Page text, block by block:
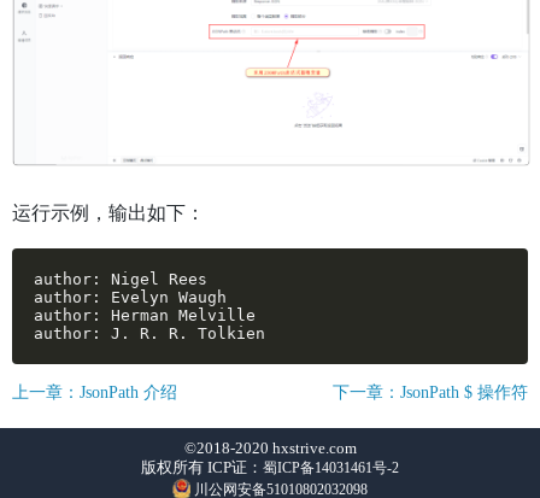
运行示例，输出如下：
author: Nigel Rees
author: Evelyn Waugh
author: Herman Melville
author: J. R. R. Tolkien
上一章：JsonPath 介绍 下一章：JsonPath $ 操作符
©2018-2020 hxstrive.com
版权所有 ICP证： 蜀ICP备14031461号-2
川公网安备51010802032098